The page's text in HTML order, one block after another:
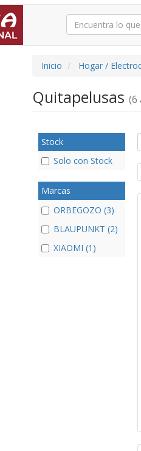
Inicio Hogar /
Quitapelusas (6
Stock
Solo con Stock
Marcas
ORBEGOZO (3)
BLAUPUNKT (2)
XIAOMI (1)